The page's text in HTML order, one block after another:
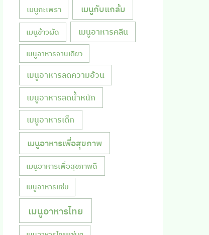
เมนูกะเพรา เมนูกับแกล้ม
เมนูข้าวผัด เมนูอาหารคลีน
เมนูอาหารจานเดียว
เมนูอาหารลดความอ้วน
เมนูอาหารลดน้ำหนัก
เมนูอาหารเด็ก
เมนูอาหารเพื่อสุขภาพ
เมนูอาหารเพื่อสุขภาพดี
เมนูอาหารแซ่บ
เมนูอาหารไทย